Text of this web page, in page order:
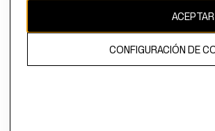
El contenido de esta página web está protegido
propiedad de H&M Hennes & Mauritz AB.
CONFIGURACIÓN DE